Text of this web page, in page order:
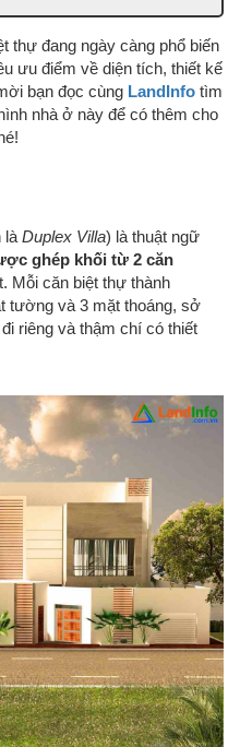
thự đang ngày càng phổ biến
ưu điểm về diện tích, thiết kế
bạn đọc cùng LandInfo tìm
nhà ở này để có thêm cho
là Duplex Villa) là thuật ngữ
ghép khối từ 2 căn
Mỗi căn biệt thự thành
tường và 3 mặt thoáng, sở
riêng và thậm chí có thiết